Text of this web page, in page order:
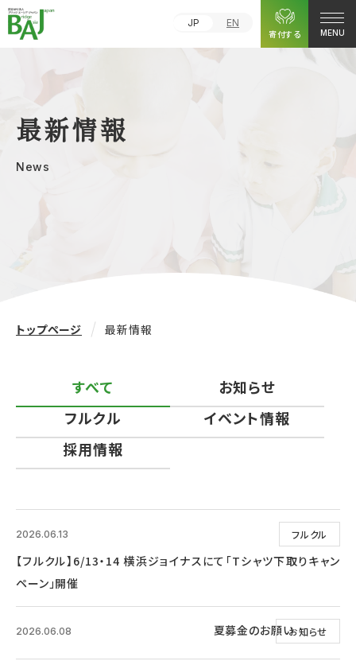
JP
EN
寄付する
MENU
最新情報
News
トップページ 最新情報
すべて
お知らせ
フルクル
イベント情報
採用情報
フルクル
2026.06.13
【フルクル】6/13・14 横浜ジョイナスにて「Tシャツ下取りキャン
ペーン」開催
お知らせ
2026.06.08 夏募金のお願い